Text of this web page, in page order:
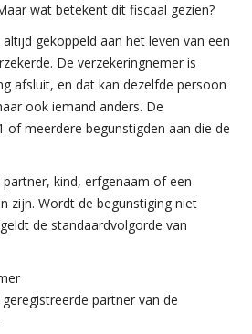
wat betekent dit fiscaal gezien?
altijd gekoppeld aan het leven van een
De verzekeringnemer is
afsluit, en dat kan dezelfde persoon
ook iemand anders. De
of meerdere begunstigden aan die de
kind, erfgenaam of een
zijn. Wordt de begunstiging niet
de standaardvolgorde van
partner van de